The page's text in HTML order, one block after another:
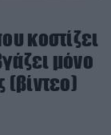
κοστίζει
μόνο
(βίντεο)